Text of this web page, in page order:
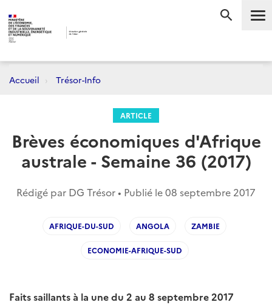
Accueil Trésor-Info
ARTICLE
Brèves économiques d'Afrique
australe - Semaine 36 (2017)
Rédigé par DG Trésor • Publié le08 septembre 2017
AFRIQUE-DU-SUD ANGOLA ZAMBIE
ECONOMIE-AFRIQUE-SUD
Faits saillants à la une du 2 au 8 septembre 2017